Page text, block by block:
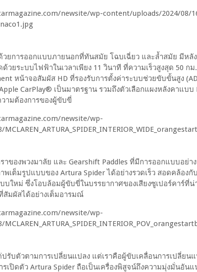
ยการออกแบบภายนอกที่ทันสมัย โฉบเฉี่ยว และล้ำสมัย มีหลั
วยระบบไฟฟ้าในเวลาเพียง 11 วินาที ที่ความเร็วสูงสุด 50 ก
หน้าจอสัมผัส HD ที่รองรับการตั้งค่าระบบช่วยขับขั้นสูง
CarPlay® เป็นมาตรฐาน รวมถึงตัวเลือกแผงหลังคาแบบ
ามต้องการของผู้ขับขี่
ของพวงมาลัย และ Gearshift Paddles ที่มีการออกแบบอย่า
เต็มรูปแบบของ Artura Spider ได้อย่างรวดเร็ว สอดคล้องกั
บใหม่ ซึ่งโอบล้อมผู้ขับขี่ในบรรยากาศของเสียงซูเปอร์คาร์ที่
มผัสได้อย่างเต็มอารมณ์
ปรับตัวตามการเปลี่ยนแปลง แต่เราคือผู้ขับเคลื่อนการเปลี่ยน
เปิดตัว Artura Spider ถือเป็นเครื่องพิสูจน์ถึงความมุ่งมั่นอันแ